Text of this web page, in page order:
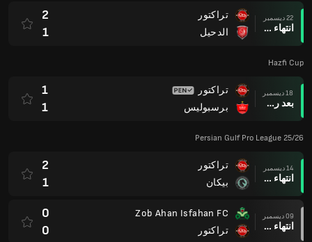
22 ديسمبر
انتهاء وقت المباراة
تراكتور
الدحيل
2
1
Hazfi Cup
18 ديسمبر
بعد ركلات الترجيح
تراكتور
برسبوليس
1
1
Persian Gulf Pro League 25/26
14 ديسمبر
انتهاء وقت المباراة
تراكتور
بيكان
2
1
09 ديسمبر
انتهاء وقت المباراة
Zob Ahan Isfahan FC
تراكتور
0
0